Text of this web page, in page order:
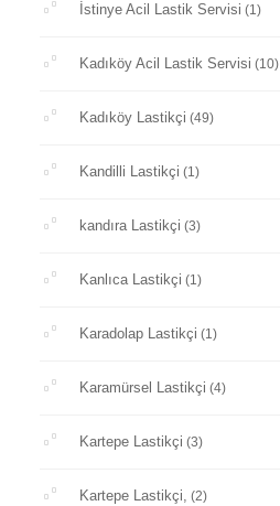
İstinye Acil Lastik Servisi (1)
Kadıköy Acil Lastik Servisi (10)
Kadıköy Lastikçi (49)
Kandilli Lastikçi (1)
kandıra Lastikçi (3)
Kanlıca Lastikçi (1)
Karadolap Lastikçi (1)
Karamürsel Lastikçi (4)
Kartepe Lastikçi (3)
Kartepe Lastikçi, (2)